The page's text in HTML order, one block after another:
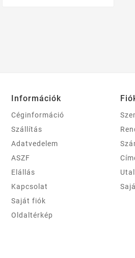
Információk
Céginformáció
Szállítás
Adatvedelem
ASZF
Elállás
Kapcsolat
Saját fiók
Oldaltérkép